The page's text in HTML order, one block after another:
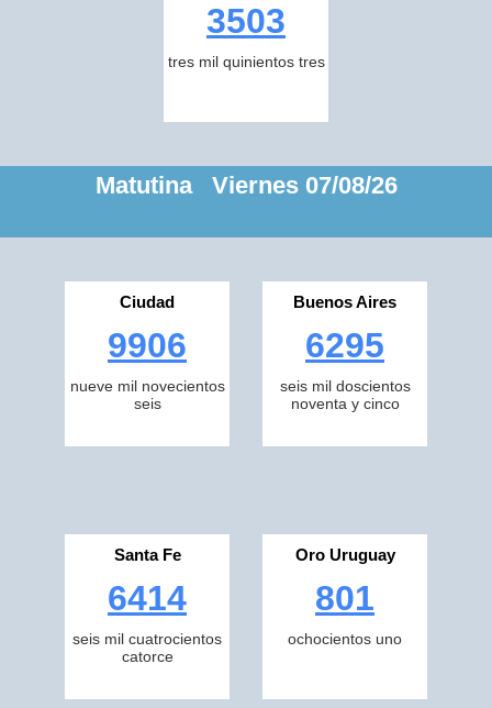
3503
tres mil quinientos tres
Matutina Viernes 07/08/26
Ciudad
9906
nueve mil novecientos
seis
Buenos Aires
6295
seis mil doscientos
noventa y cinco
Santa Fe
6414
seis mil cuatrocientos
catorce
Oro Uruguay
801
ochocientos uno